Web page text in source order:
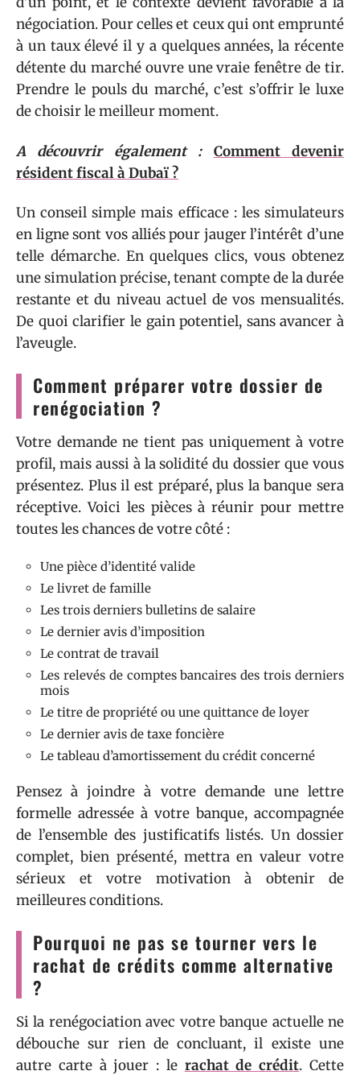
négociation. Pour celles et ceux qui ont emprunté
à un taux élevé il y a quelques années, la récente
détente du marché ouvre une vraie fenêtre de tir.
Prendre le pouls du marché, c’est s’offrir le luxe
de choisir le meilleur moment.
A découvrir également :
Comment devenir
résident fiscal à Dubaï ?
Un conseil simple mais efficace : les simulateurs
en ligne sont vos alliés pour jauger l’intérêt d’une
telle démarche. En quelques clics, vous obtenez
une simulation précise, tenant compte de la durée
restante et du niveau actuel de vos mensualités.
De quoi clarifier le gain potentiel, sans avancer à
l’aveugle.
Comment préparer votre dossier de
renégociation ?
Votre demande ne tient pas uniquement à votre
profil, mais aussi à la solidité du dossier que vous
présentez. Plus il est préparé, plus la banque sera
réceptive. Voici les pièces à réunir pour mettre
toutes les chances de votre côté :
Une pièce d’identité valide
Le livret de famille
Les trois derniers bulletins de salaire
Le dernier avis d’imposition
Le contrat de travail
Les relevés de comptes bancaires des trois derniers
mois
Le titre de propriété ou une quittance de loyer
Le dernier avis de taxe foncière
Le tableau d’amortissement du crédit concerné
Pensez à joindre à votre demande une lettre
formelle adressée à votre banque, accompagnée
de l’ensemble des justificatifs listés. Un dossier
complet, bien présenté, mettra en valeur votre
sérieux et votre motivation à obtenir de
meilleures conditions.
Pourquoi ne pas se tourner vers le
rachat de crédits comme alternative
?
Si la renégociation avec votre banque actuelle ne
débouche sur rien de concluant, il existe une
autre carte à jouer : le rachat de crédit. Cette